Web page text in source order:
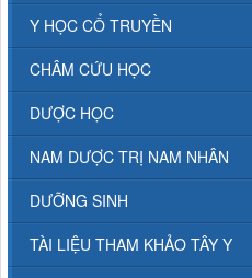
Y HỌC CỔ TRUYỀN
CHÂM CỨU HỌC
DƯỢC HỌC
NAM DƯỢC TRỊ NAM NHÂN
DƯỠNG SINH
TÀI LIỆU THAM KHẢO TÂY Y